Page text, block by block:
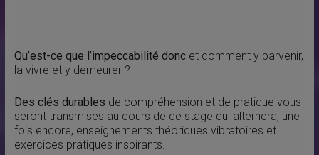
Qu’est-ce que l’impeccabilité doncet comment y parvenir,
la vivre et y demeurer ?
Des clés durables de compréhension et de pratique vous
seront transmises au cours de ce stage qui alternera, une
fois encore, enseignements théoriques vibratoires et
exercices pratiques inspirants.